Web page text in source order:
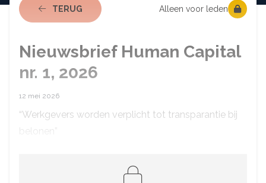
TERUGNAAR ACTUEEL Alleen voor leden
Nieuwsbrief Human Capital
nr. 1, 2026
12 mei 2026
“Werkgevers worden verplicht tot transparantie bij
belonen”